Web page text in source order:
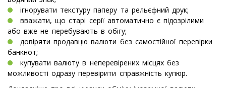
ігнорувати текстуру паперу та рельєфний друк;
вважати, що старі серії автоматично є підозрілими
або вже не перебувають в обігу;
довіряти продавцю валюти без самостійної перевірки
банкнот;
купувати валюту в неперевірених місцях без
можливості одразу перевірити справжність купюр.